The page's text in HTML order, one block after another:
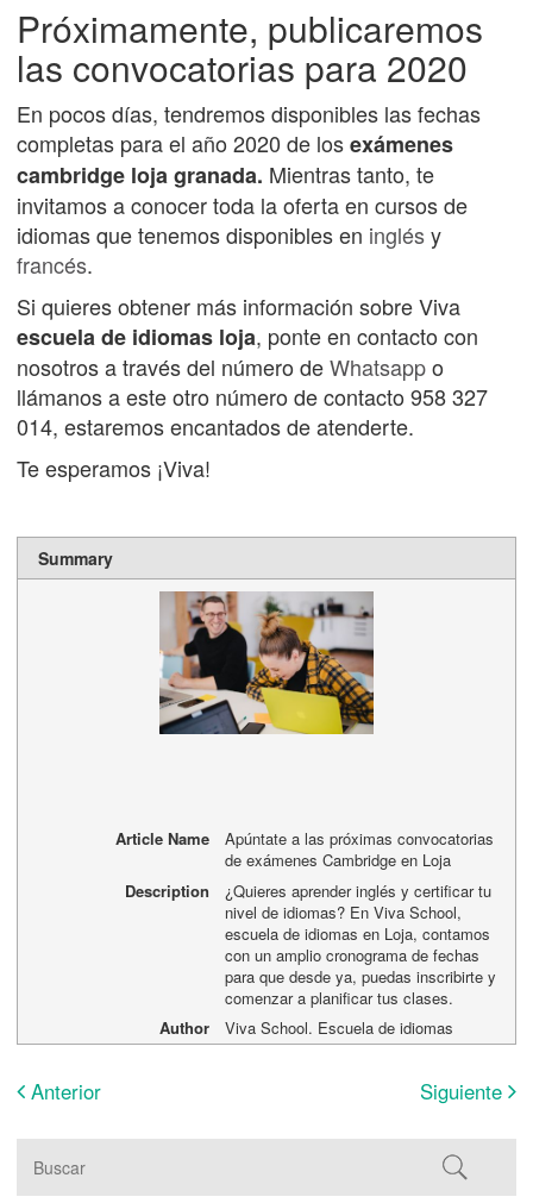
Próximamente, publicaremos
las convocatorias para 2020
En pocos días, tendremos disponibles las fechas
completas para el año 2020 de losexámenes
cambridge loja granada. Mientras tanto, te
invitamos a conocer toda la oferta en cursos de
idiomas que tenemos disponibles en inglésy
francés.
Si quieres obtener más información sobre Viva
escuela de idiomas loja, ponte en contacto con
nosotros a través del número deWhatsappo
llámanos a este otro número de contacto 958 327
014, estaremos encantados de atenderte.
Te esperamos ¡Viva!
Summary
Article Name
Apúntate a las próximas convocatorias
de exámenes Cambridge en Loja
Description
¿Quieres aprender inglés y certificar tu
nivel de idiomas? En Viva School,
escuela de idiomas en Loja, contamos
con un amplio cronograma de fechas
para que desde ya, puedas inscribirte y
comenzar a planificar tus clases.
Author
Viva School. Escuela de idiomas
Anterior Siguiente